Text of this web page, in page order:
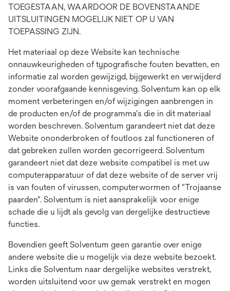
TOEGESTAAN, WAARDOOR DE BOVENSTAANDE
UITSLUITINGEN MOGELIJK NIET OP U VAN
TOEPASSING ZIJN.
Het materiaal op deze Website kan technische
onnauwkeurigheden of typografische fouten bevatten, en
informatie zal worden gewijzigd, bijgewerkt en verwijderd
zonder voorafgaande kennisgeving. Solventum kan op elk
moment verbeteringen en/of wijzigingen aanbrengen in
de producten en/of de programma's die in dit materiaal
worden beschreven. Solventum garandeert niet dat deze
Website ononderbroken of foutloos zal functioneren of
dat gebreken zullen worden gecorrigeerd. Solventum
garandeert niet dat deze website compatibel is met uw
computerapparatuur of dat deze website of de server vrij
is van fouten of virussen, computerwormen of "Trojaanse
paarden". Solventum is niet aansprakelijk voor enige
schade die u lijdt als gevolg van dergelijke destructieve
functies.
Bovendien geeft Solventum geen garantie over enige
andere website die u mogelijk via deze website bezoekt.
Links die Solventum naar dergelijke websites verstrekt,
worden uitsluitend voor uw gemak verstrekt en mogen